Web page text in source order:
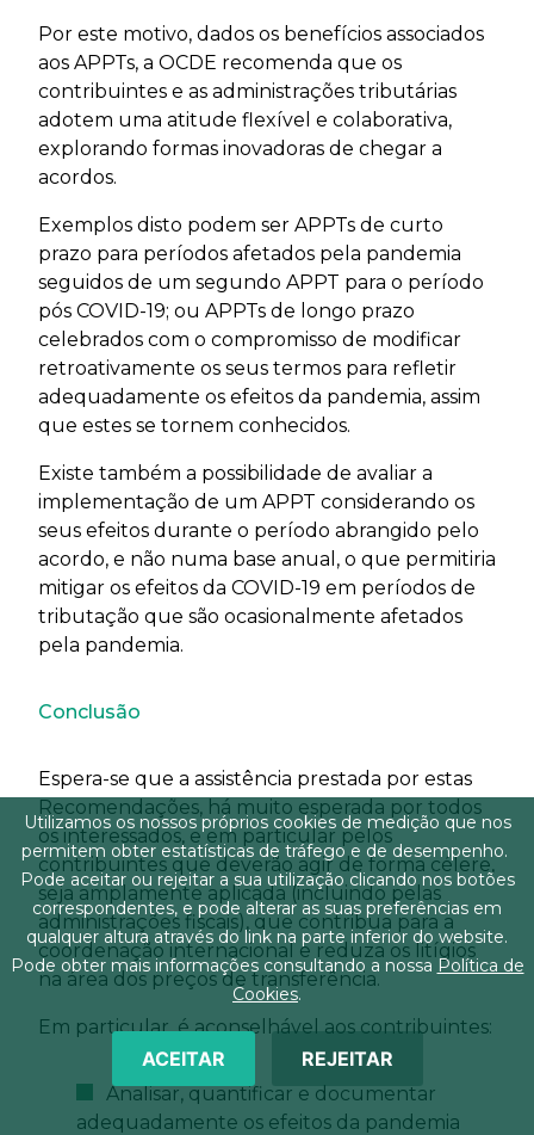
Por este motivo, dados os benefícios associados
aos APPTs, a OCDE recomenda que os
contribuintes e as administrações tributárias
adotem uma atitude flexível e colaborativa,
explorando formas inovadoras de chegar a
acordos.
Exemplos disto podem ser APPTs de curto
prazo para períodos afetados pela pandemia
seguidos de um segundo APPT para o período
pós COVID-19; ou APPTs de longo prazo
celebrados com o compromisso de modificar
retroativamente os seus termos para refletir
adequadamente os efeitos da pandemia, assim
que estes se tornem conhecidos.
Existe também a possibilidade de avaliar a
implementação de um APPT considerando os
seus efeitos durante o período abrangido pelo
acordo, e não numa base anual, o que permitiria
mitigar os efeitos da COVID-19 em períodos de
tributação que são ocasionalmente afetados
pela pandemia.
Conclusão
Espera-se que a assistência prestada por estas
Recomendações, há muito esperada por todos
os interessados, e em particular pelos
contribuintes que deverão agir de forma célere,
seja amplamente aplicada (incluindo pelas
administrações fiscais), que contribua para a
coordenação internacional e reduza os litígios
na área dos preços de transferência.
Em particular, é aconselhável aos contribuintes:
Analisar, quantificar e documentar
adequadamente os efeitos da pandemia
Utilizamos os nossos próprios cookies de medição que nos
permitem obter estatísticas de tráfego e de desempenho.
Pode aceitar ou rejeitar a sua utilização clicando nos botões
correspondentes, e pode alterar as suas preferências em
qualquer altura através do link na parte inferior do website.
Pode obter mais informações consultando a nossa Política de
Cookies.
ACEITAR REJEITAR